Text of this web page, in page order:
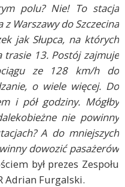
polu? Nie! To stacja
Warszawy do Szczecina
jak Słupca, na których
trasie 13. Postój zajmuje
ze 128 km/h do
o wiele więcej. Do
i pół godziny. Mógłby
nie powinny
A do mniejszych
dowozić pasażerów
był prezes Zespołu
Adrian Furgalski.